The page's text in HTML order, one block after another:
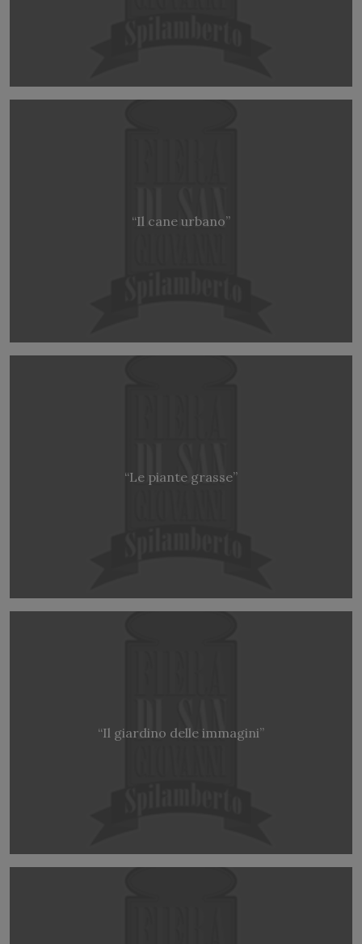
“Il cane urbano”
“Le piante grasse”
“Il giardino delle immagini”